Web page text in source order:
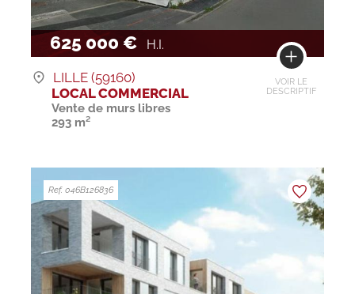
625 000 € H.I.
VOIR LE
DESCRIPTIF
LILLE (59160)
LOCAL COMMERCIAL
Vente de murs libres
293 m²
Ref. 046B126836